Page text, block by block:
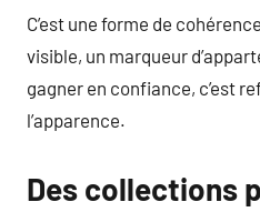
C’est une forme de
visible, un marqueur
gagner en confiance, c’est
l’apparence.
Des collections